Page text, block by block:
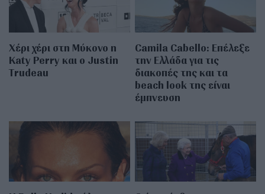
Χέρι χέρι στη Μύκονο η
Katy Perry και ο Justin
Trudeau
Camila Cabello: Επέλεξε
την Ελλάδα για τις
διακοπές της και τα
beach look της είναι
έμπνευση